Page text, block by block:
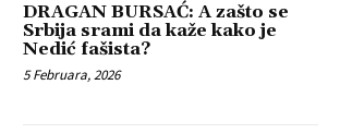
DRAGAN BURSAĆ: A zašto se
Srbija srami da kaže kako je
Nedić fašista?
5 Februara, 2026